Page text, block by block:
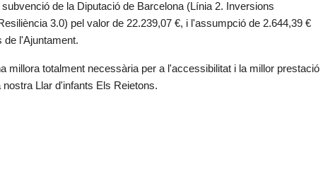
de la Diputació de Barcelona (Línia 2. Inversions
3.0) pel valor de 22.239,07 €, i l'assumpció de 2.644,39 €
de l'Ajuntament.
millora totalment necessària per a l'accessibilitat i la millor prestació
nostra Llar d'infants Els Reietons.